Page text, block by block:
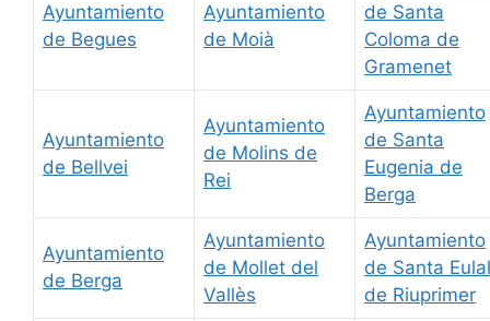
Ayuntamiento
de Begues
Ayuntamiento
de Moià
de Santa
Coloma de
Gramenet
Ayuntamiento
de Bellvei
Ayuntamiento
de Molins de
Rei
Ayuntamiento
de Santa
Eugenia de
Berga
Ayuntamiento
de Berga
Ayuntamiento
de Mollet del
Vallès
Ayuntamiento
de Santa
de Riuprimer